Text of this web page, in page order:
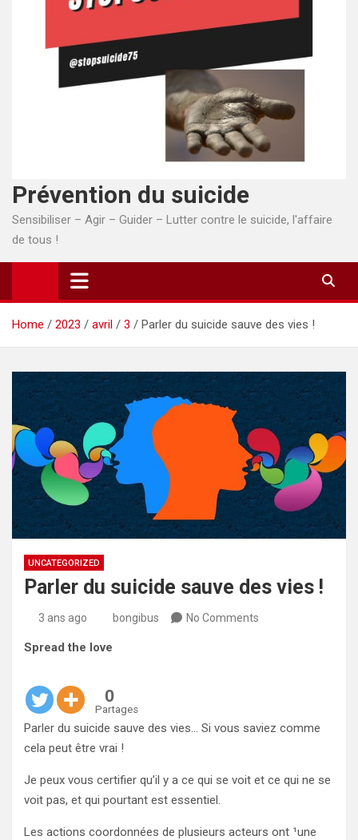
Prévention du suicide
Sensibiliser – Agir – Guider – Lutter contre le suicide, l'affaire
de tous !
Home 2023 avril 3 Parler du suicide sauve des vies !
UNCATEGORIZED
Parler du suicide sauve des vies !
3 ans ago bongibus No Comments
Spread the love
0
Partages
Parler du suicide sauve des vies… Si vous saviez comme
cela peut être vrai !
Je peux vous certifier qu’il y a ce qui se voit et ce qui ne se
voit pas, et qui pourtant est essentiel.
Les actions coordonnées de plusieurs acteurs ont ¹une